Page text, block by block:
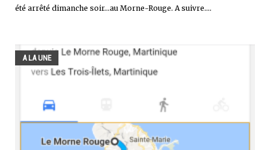
été arrêté dimanche soir...au Morne-Rouge. A suivre....
A LA UNE